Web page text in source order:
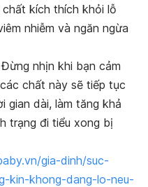
kích thích khỏi lỗ
nhiễm và ngăn ngừa
nhịn khi bạn cảm
chất này sẽ tiếp tục
gian dài, làm tăng khả
trạng đi tiểu xong bị
gia-dinh/suc-
kin-khong-dang-lo-neu-